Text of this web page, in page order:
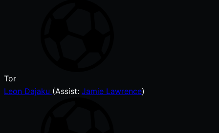
Tor
Leon Dajaku (Assist: Jamie Lawrence)